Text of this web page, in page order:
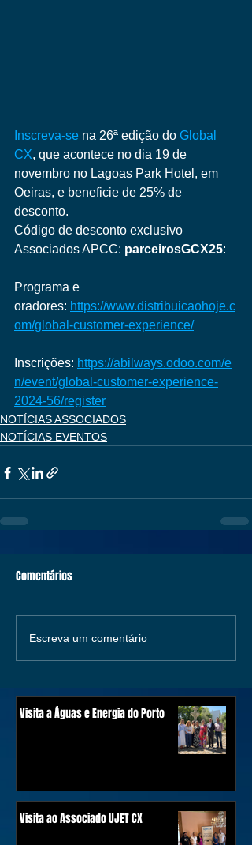
Inscreva-se na 26ª edição do Global
CX, que acontece no dia 19 de
novembro no Lagoas Park Hotel, em
Oeiras, e beneficie de 25% de
desconto.
Código de desconto exclusivo
Associados APCC: parceirosGCX25:
Programa e
oradores: https://www.distribuicaohoje.c
om/global-customer-experience/
Inscrições: https://abilways.odoo.com/e
n/event/global-customer-experience-
2024-56/register
NOTÍCIAS ASSOCIADOS
NOTÍCIAS EVENTOS
Comentários
Escreva um comentário
Visita a Águas e Energia do Porto
Visita ao Associado UJET CX